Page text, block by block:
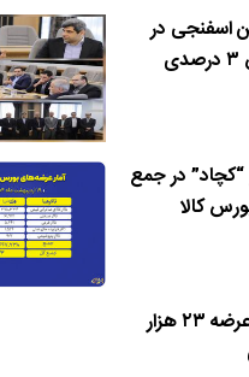
اسفنجی در
بورس کالا/ افزایش ۳ درصدی
“کچاد” در جمع
کالا
بورس کالا میزبان عرضه ۲۳ هزار